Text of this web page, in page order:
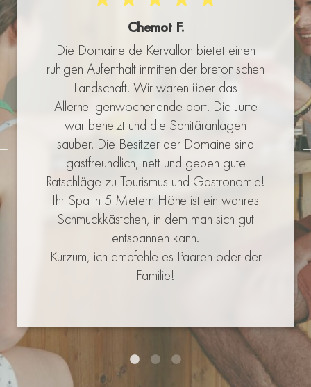
Chemot F.
Die Domaine de Kervallon bietet einen
ruhigen Aufenthalt inmitten der bretonischen
Landschaft. Wir waren über das
Allerheiligenwochenende dort. Die Jurte
war beheizt und die Sanitäranlagen
sauber. Die Besitzer der Domaine sind
gastfreundlich, nett und geben gute
Ratschläge zu Tourismus und Gastronomie!
Ihr Spa in 5 Metern Höhe ist ein wahres
Schmuckkästchen, in dem man sich gut
entspannen kann.
Kurzum, ich empfehle es Paaren oder der
Familie!